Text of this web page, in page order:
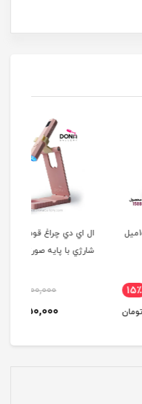
ال اي دي چراغ قوه اي
شارژي با پايه صورتي
6٪
تومان